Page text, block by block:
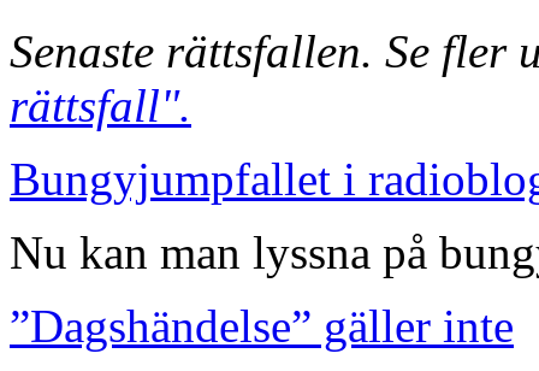
Senaste rättsfallen. Se
rättsfall".
Bungyjumpfallet i
Nu kan man lyssna på
”Dagshändelse” gäller inte